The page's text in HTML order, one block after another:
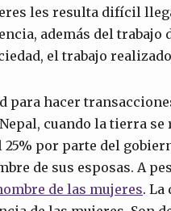
les resulta difícil
además del trabajo
el trabajo
para hacer
cuando la tierra
por parte del
de sus esposas. A
de las mujeres. La